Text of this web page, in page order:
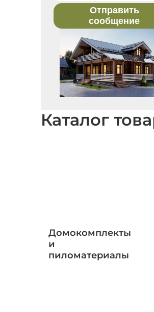
Отправить
сообщение
Каталог
Домокомплекты
и
пиломатериалы